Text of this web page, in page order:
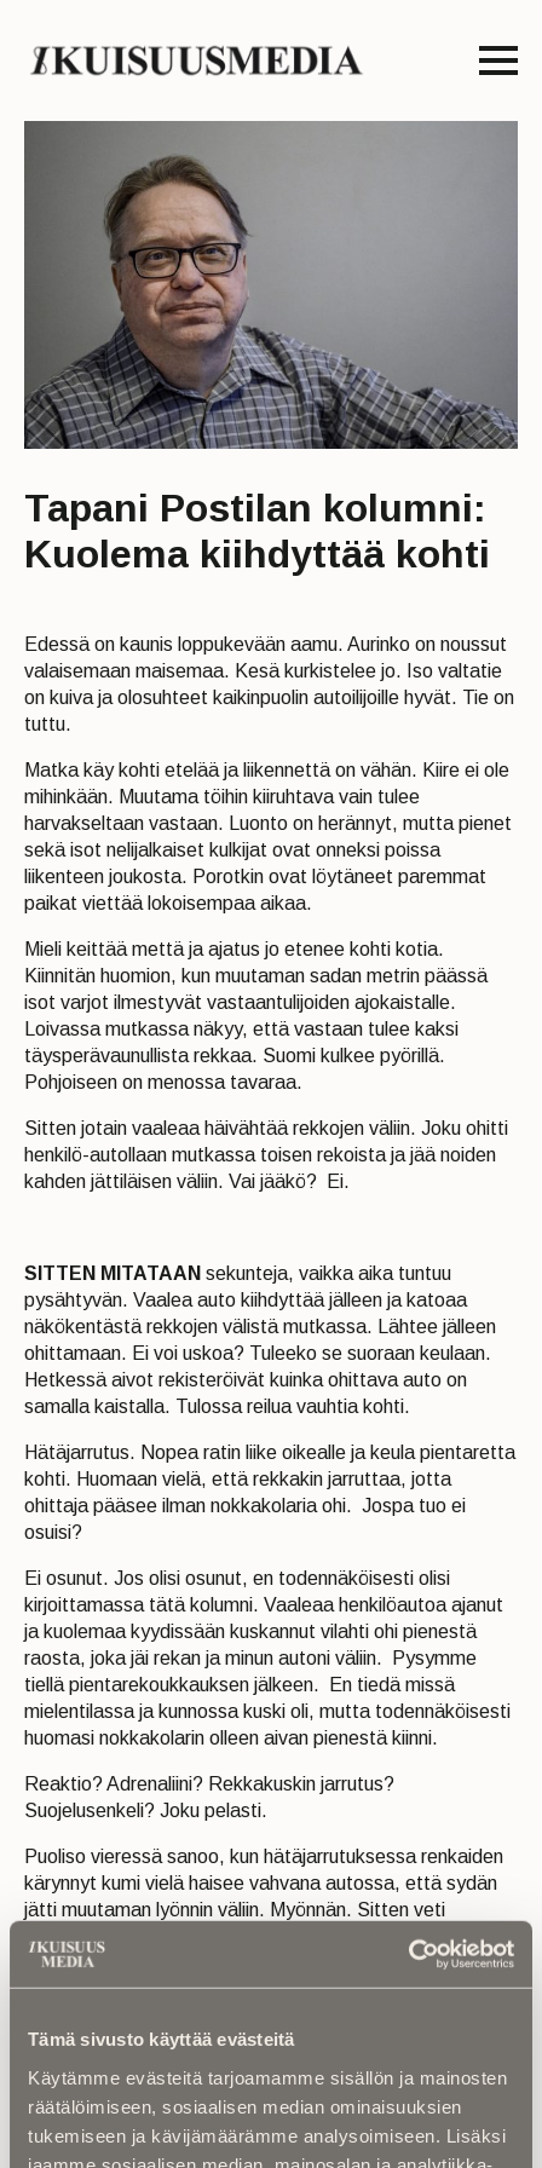
Tämä sivusto käyttää evästeitä
Käytämme evästeitä tarjoamamme sisällön ja mainosten
räätälöimiseen, sosiaalisen median ominaisuuksien
tukemiseen ja kävijämäärämme analysoimiseen. Lisäksi
Tapani Postilan kolumni:
Kuolema kiihdyttää kohti
Edessä on kaunis loppukevään aamu. Aurinko on noussut
valaisemaan maisemaa. Kesä kurkistelee jo. Iso valtatie
on kuiva ja olosuhteet kaikinpuolin autoilijoille hyvät. Tie on
tuttu.
Matka käy kohti etelää ja liikennettä on vähän. Kiire ei ole
mihinkään. Muutama töihin kiiruhtava vain tulee
harvakseltaan vastaan. Luonto on herännyt, mutta pienet
sekä isot nelijalkaiset kulkijat ovat onneksi poissa
liikenteen joukosta. Porotkin ovat löytäneet paremmat
paikat viettää lokoisempaa aikaa.
Mieli keittää mettä ja ajatus jo etenee kohti kotia.
Kiinnitän huomion, kun muutaman sadan metrin päässä
isot varjot ilmestyvät vastaantulijoiden ajokaistalle.
Loivassa mutkassa näkyy, että vastaan tulee kaksi
täysperävaunullista rekkaa. Suomi kulkee pyörillä.
Pohjoiseen on menossa tavaraa.
Sitten jotain vaaleaa häivähtää rekkojen väliin. Joku ohitti
henkilö-autollaan mutkassa toisen rekoista ja jää noiden
kahden jättiläisen väliin. Vai jääkö? Ei.
SITTEN MITATAAN sekunteja, vaikka aika tuntuu
pysähtyvän. Vaalea auto kiihdyttää jälleen ja katoaa
näkökentästä rekkojen välistä mutkassa. Lähtee jälleen
ohittamaan. Ei voi uskoa? Tuleeko se suoraan keulaan.
Hetkessä aivot rekisteröivät kuinka ohittava auto on
samalla kaistalla. Tulossa reilua vauhtia kohti.
Hätäjarrutus. Nopea ratin liike oikealle ja keula pientaretta
kohti. Huomaan vielä, että rekkakin jarruttaa, jotta
ohittaja pääsee ilman nokkakolaria ohi. Jospa tuo ei
osuisi?
Ei osunut. Jos olisi osunut, en todennäköisesti olisi
kirjoittamassa tätä kolumni. Vaaleaa henkilöautoa ajanut
ja kuolemaa kyydissään kuskannut vilahti ohi pienestä
raosta, joka jäi rekan ja minun autoni väliin. Pysymme
tiellä pientarekoukkauksen jälkeen. En tiedä missä
mielentilassa ja kunnossa kuski oli, mutta todennäköisesti
huomasi nokkakolarin olleen aivan pienestä kiinni.
Reaktio? Adrenaliini? Rekkakuskin jarrutus?
Suojelusenkeli? Joku pelasti.
Puoliso vieressä sanoo, kun hätäjarrutuksessa renkaiden
kärynnyt kumi vielä haisee vahvana autossa, että sydän
jätti muutaman lyönnin väliin. Myönnän. Sitten veti
hiljaiseksi.
Loppumatka meni hyvin. Muistijälki ”lähellä piti” -
VALITETTAVASTIliikenteessä vaaratilanteita tulee
vastaan aivan liian usein. Suvi sumentaa vai onko
piittaamattomuus pysyvää? Omalle kohdalle noita sattuu